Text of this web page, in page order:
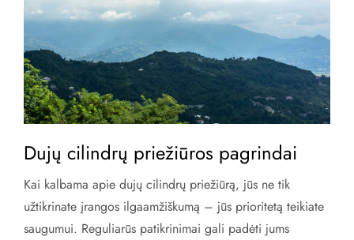
Dujų cilindrų priežiūros pagrindai
Kai kalbama apie dujų cilindrų priežiūrą, jūs ne tik
užtikrinate įrangos ilgaamžiškumą – jūs prioritetą teikiate
saugumui. Reguliarūs patikrinimai gali padėti jums